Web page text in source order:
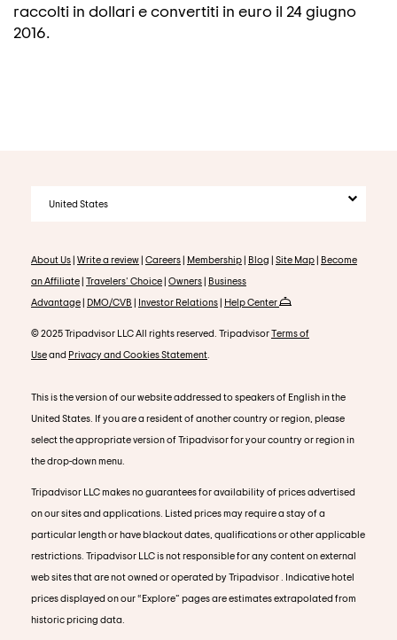
raccolti in dollari e convertiti in euro il 24 giugno
2016.
United States
About Us| Write a review| Careers| Membership| Blog | Site Map| Become
an Affiliate| Travelers' Choice| Owners| Business
Advantage| DMO/CVB | Investor Relations| Help Center
© 2025 Tripadvisor LLC All rights reserved. TripadvisorTerms of
Useand Privacy and Cookies Statement
This is the version of our website addressed to speakers of English in the
United States. If you are a resident of another country or region, please
select the appropriate version of Tripadvisor for your country or region in
the drop-down menu.
Tripadvisor LLC makes no guarantees for availability of prices advertised
on our sites and applications. Listed prices may require a stay of a
particular length or have blackout dates, qualifications or other applicable
restrictions. Tripadvisor LLC is not responsible for any content on external
web sites that are not owned or operated by Tripadvisor . Indicative hotel
prices displayed on our “Explore” pages are estimates extrapolated from
historic pricing data.